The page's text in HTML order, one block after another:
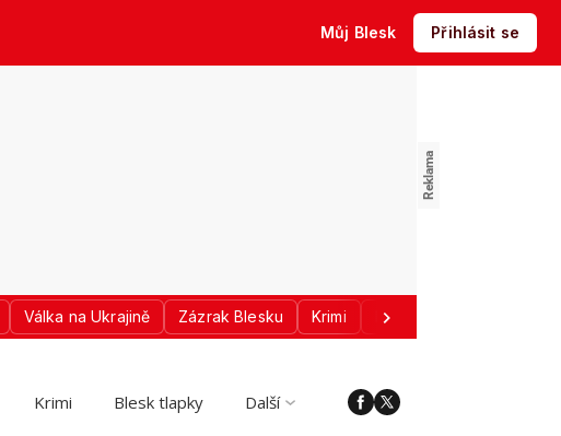
Můj Blesk Přihlásit se
Válka na Ukrajině Zázrak Blesku Krimi Donald Trump
Krimi Blesk tlapky Další